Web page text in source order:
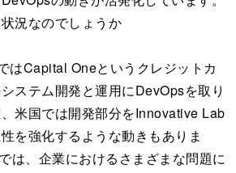
況なのでしょうか
はCapital Oneというクレジットカ
ステム開発と運用にDevOpsを取り
米国では開発部分をInnovative Lab
を強化するような動きもありま
は、企業におけるさまざまな問題に